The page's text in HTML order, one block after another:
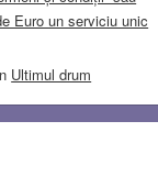
Euro un serviciu unic
Ultimul drum